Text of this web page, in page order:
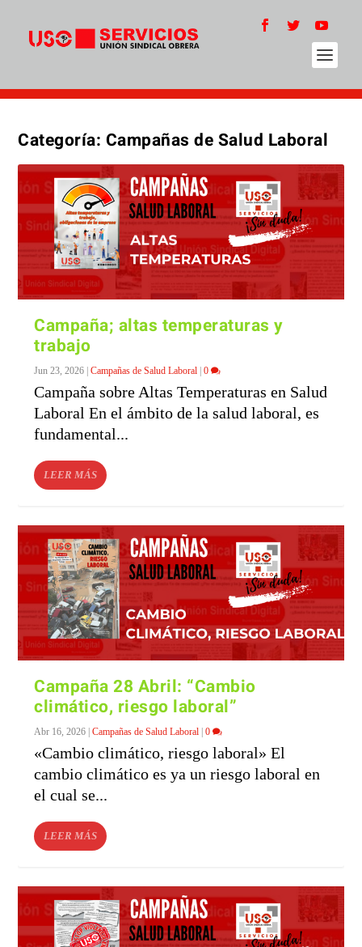
Categoría: Campañas de Salud Laboral
Campaña; altas temperaturas y
trabajo
Jun 23, 2026 |Campañas de Salud Laboral |0
Campaña sobre Altas Temperaturas en Salud
Laboral En el ámbito de la salud laboral, es
fundamental...
LEER MÁS
Campaña 28 Abril: “Cambio
climático, riesgo laboral”
Abr 16, 2026 |Campañas de Salud Laboral |0
«Cambio climático, riesgo laboral» El
cambio climático es ya un riesgo laboral en
el cual se...
LEER MÁS